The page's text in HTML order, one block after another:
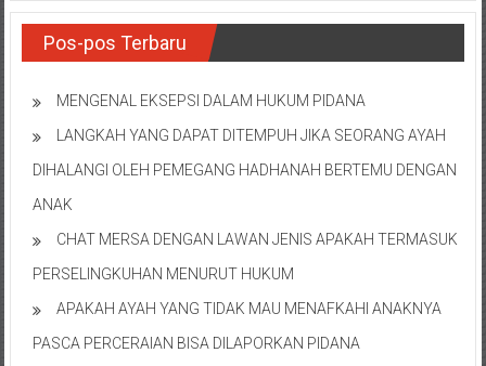
Pos-pos Terbaru
MENGENAL EKSEPSI DALAM HUKUM PIDANA
LANGKAH YANG DAPAT DITEMPUH JIKA SEORANG AYAH
DIHALANGI OLEH PEMEGANG HADHANAH BERTEMU DENGAN
ANAK
CHAT MERSA DENGAN LAWAN JENIS APAKAH TERMASUK
PERSELINGKUHAN MENURUT HUKUM
APAKAH AYAH YANG TIDAK MAU MENAFKAHI ANAKNYA
PASCA PERCERAIAN BISA DILAPORKAN PIDANA